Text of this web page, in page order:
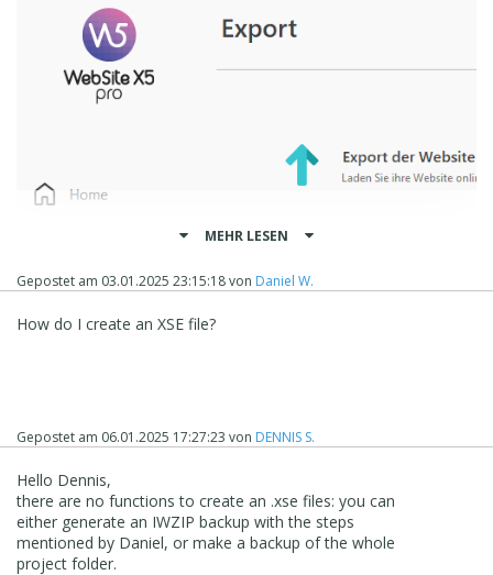
MEHR LESEN
Gepostet am 03.01.2025 23:15:18von Daniel W.
How do I create an XSE file?
Gepostet am 06.01.2025 17:27:23 von DENNIS S.
Hello Dennis,
there are no functions to create an .xse files: you can
either generate an IWZIP backup with the steps
mentioned by Daniel, or make a backup of the whole
project folder.